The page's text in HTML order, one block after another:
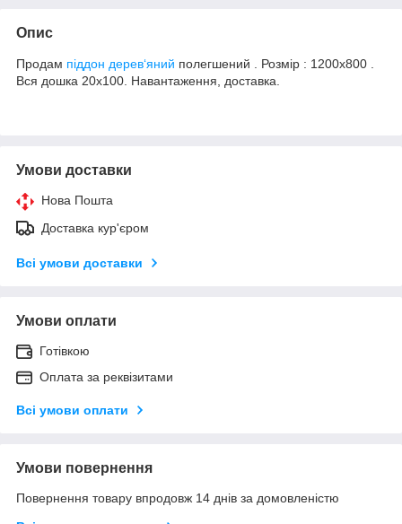
Опис
Продам піддон дерев‘яний полегшений . Розмір : 1200х800 .
Вся дошка 20х100. Навантаження, доставка.
Умови доставки
Нова Пошта
Доставка кур'єром
Всі умови доставки
Умови оплати
Готівкою
Оплата за реквізитами
Всі умови оплати
Умови повернення
Повернення товару впродовж 14 днів за домовленістю